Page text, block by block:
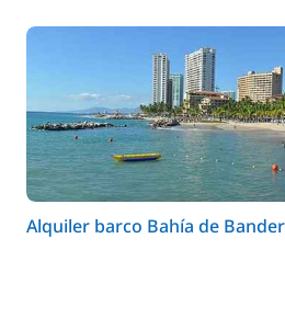
Alquiler barco Bahía de